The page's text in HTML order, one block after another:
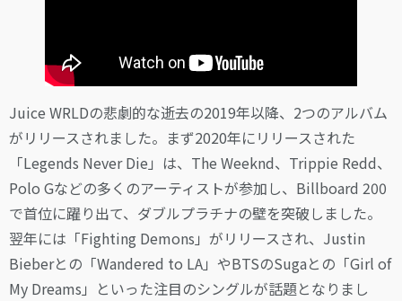
Juice WRLDの悲劇的な逝去の2019年以降、2つのアルバム
がリリースされました。まず2020年にリリースされた
「Legends Never Die」は、The Weeknd、Trippie Redd、
Polo Gなどの多くのアーティストが参加し、Billboard 200
で首位に躍り出て、ダブルプラチナの壁を突破しました。
翌年には「Fighting Demons」がリリースされ、Justin
Bieberとの「Wandered to LA」やBTSのSugaとの「Girl of
My Dreams」といった注目のシングルが話題となりまし